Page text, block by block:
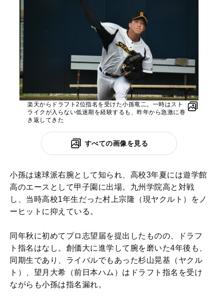
楽天からドラフト2位指名を受けた小孫竜二。一時はスト
ライクが入らない低迷期を経験するも、昨年から急激に巻
き返してきた
すべての画像を見る
小孫は速球派右腕として知られ、高校3年夏には遊学館
高のエースとして甲子園に出場。九州学院高と対戦
し、当時高校1年生だった村上宗隆（現ヤクルト）をノ
ーヒットに抑えている。
同年秋に初めてプロ志望届を提出したものの、ドラフ
ト指名はなし。創価大に進学して腕を磨いた4年後も、
同期生であり、ライバルでもあった杉山晃基（ヤクル
ト）、望月大希（前日本ハム）はドラフト指名を受け
ながらも小孫は指名漏れ。